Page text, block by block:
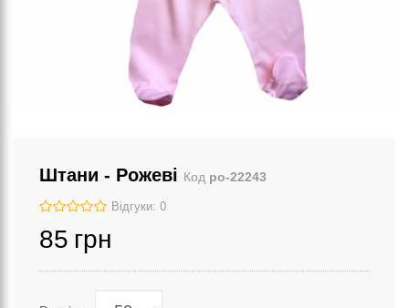
Штани - Рожеві Код po-22243
Відгуки: 0
85 грн